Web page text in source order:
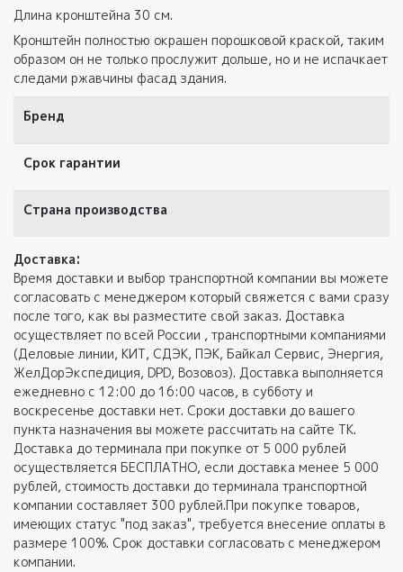
Длина кронштейна 30 см.
Кронштейн полностью окрашен порошковой краской, таким
образом он не только прослужит дольше, но и не испачкает
следами ржавчины фасад здания.
Бренд
Срок гарантии
Страна производства
Доставка:
Время доставки и выбор транспортной компании вы можете
согласовать с менеджером который свяжется с вами сразу
после того, как вы разместите свой заказ. Доставка
осуществляет по всей России , транспортными компаниями
(Деловые линии, КИТ, СДЭК, ПЭК, Байкал Сервис, Энергия,
ЖелДорЭкспедиция, DPD, Возовоз). Доставка выполняется
ежедневно с 12:00 до 16:00 часов, в субботу и
воскресенье доставки нет. Сроки доставки до вашего
пункта назначения вы можете рассчитать на сайте ТК.
Доставка до терминала при покупке от 5 000 рублей
осуществляется БЕСПЛАТНО, если доставка менее 5 000
рублей, стоимость доставки до терминала транспортной
компании составляет 300 рублей.При покупке товаров,
имеющих статус "под заказ", требуется внесение оплаты в
размере 100%. Срок доставки согласовать с менеджером
компании.